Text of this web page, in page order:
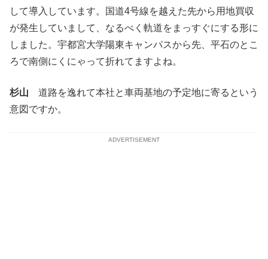
して導入しています。国道4号線を越えた先から用地買収
が発生していまして、なるべく軌道をまっすぐにする形に
しました。宇都宮大学陽東キャンパスから先、平石のとこ
ろで南側にくにゃって折れてますよね。
杉山 道路を逸れて本社と車両基地の予定地に寄るという
意図ですか。
ADVERTISEMENT